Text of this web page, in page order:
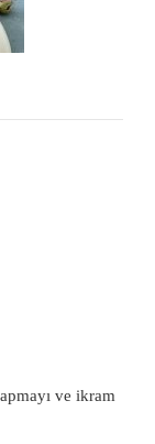
ve ikram